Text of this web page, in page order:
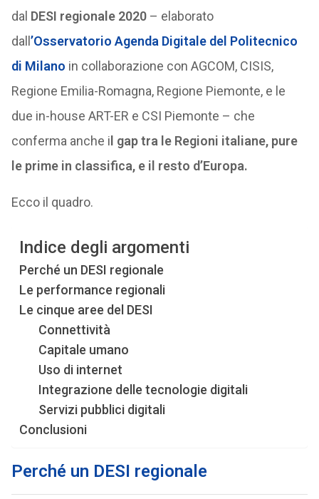
dal DESI regionale 2020– elaborato
dall ’Osservatorio Agenda Digitale del Politecnico
di Milano in collaborazione con AGCOM, CISIS,
Regione Emilia-Romagna, Regione Piemonte, e le
due in-house ART-ER e CSI Piemonte – che
conferma anche i l gap tra le Regioni italiane, pure
le prime in classifica, e il resto d’Europa.
Ecco il quadro.
Indice degli argomenti
Perché un DESI regionale
Le performance regionali
Le cinque aree del DESI
Connettività
Capitale umano
Uso di internet
Integrazione delle tecnologie digitali
Servizi pubblici digitali
Conclusioni
Perché un DESI regionale